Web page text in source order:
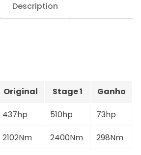
Description
Original Stage 1 Ganho
437hp 510hp 73hp
2102Nm 2400Nm 298Nm